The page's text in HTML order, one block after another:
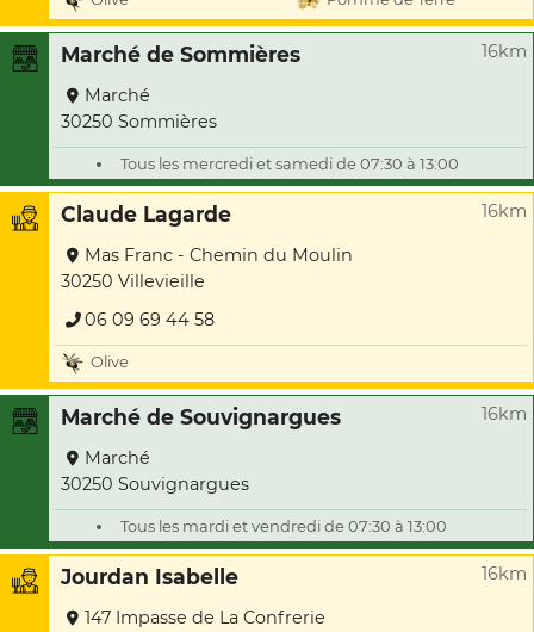
Marché de Sommières 16km
Marché
30250 Sommières
Tous les mercredi et samedi de 07:30 à 13:00
Claude Lagarde 16km
Mas Franc - Chemin du Moulin
30250 Villevieille
06 09 69 44 58
Olive
Marché de Souvignargues 16km
Marché
30250 Souvignargues
Tous les mardi et vendredi de 07:30 à 13:00
Jourdan Isabelle 16km
147 Impasse de La Confrerie